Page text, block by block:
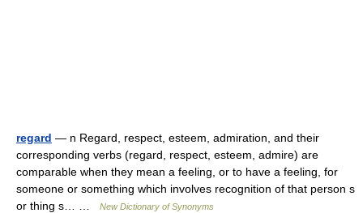
regard — n Regard, respect, esteem, admiration, and their
corresponding verbs (regard, respect, esteem, admire) are
comparable when they mean a feeling, or to have a feeling, for
someone or something which involves recognition of that person s
or thing s… …
New Dictionary of Synonyms